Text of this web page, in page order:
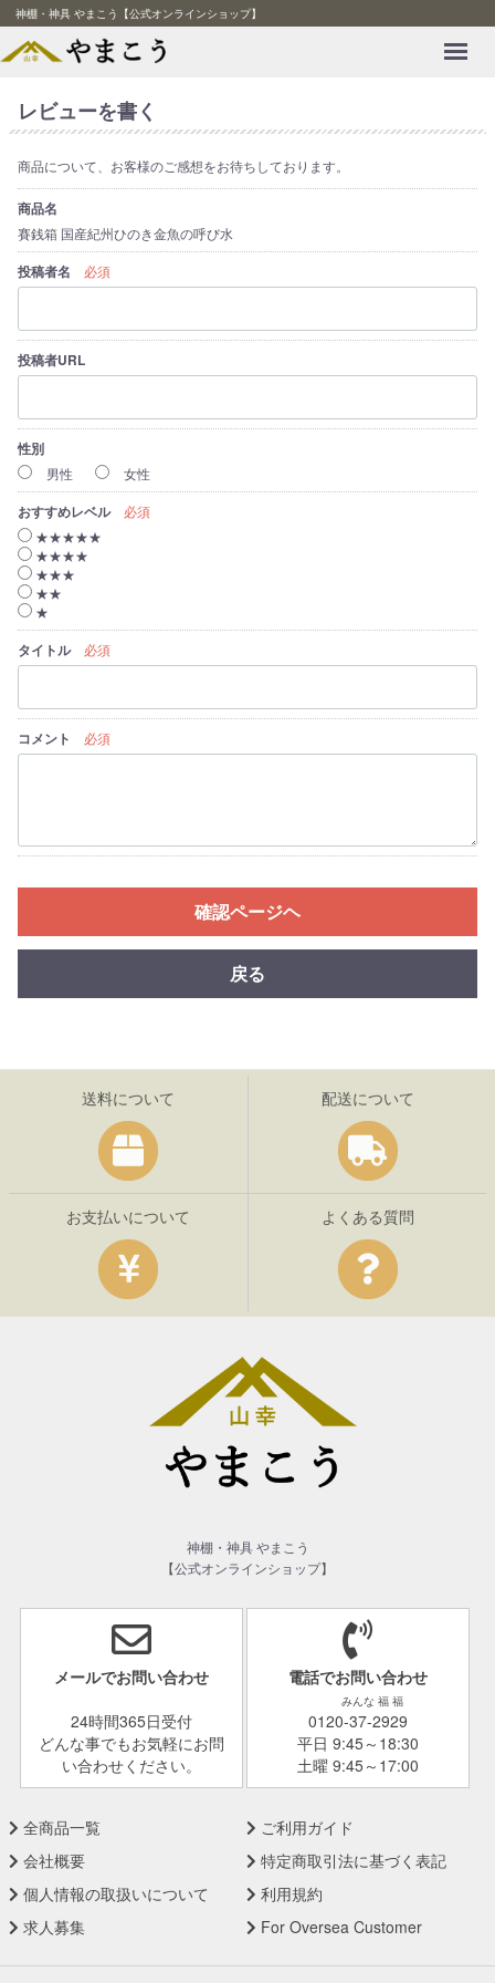
神棚・神具 やまこう【公式オンラインショップ】
レビューを書く
商品について、お客様のご感想をお待ちしております。
商品名
賽銭箱 国産紀州ひのき金魚の呼び水
投稿者名 必須
投稿者URL
性別
男性 女性
おすすめレベル
必須
★★★★★
★★★★
★★★
★★
★
タイトル 必須
コメント 必須
確認ページヘ
戻る
送料について 配送について
お支払いについて よくある質問
神棚・神具 やまこう
【公式オンラインショップ】
メールでお問い合わせ
24時間365日受付
どんな事でもお気軽にお問
い合わせください。
電話でお問い合わせ
みんな 福 福
0120-37-2929
平日 9:45～18:30
土曜 9:45～17:00
全商品一覧
ご利用ガイド
会社概要
特定商取引法に基づく表記
個人情報の取扱いについて
利用規約
求人募集
For Oversea Customer